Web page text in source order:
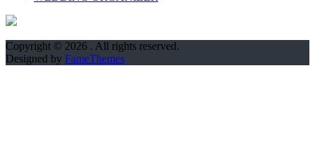
Copyright © 2026 . All rights reserved.
Designed by FameThemes